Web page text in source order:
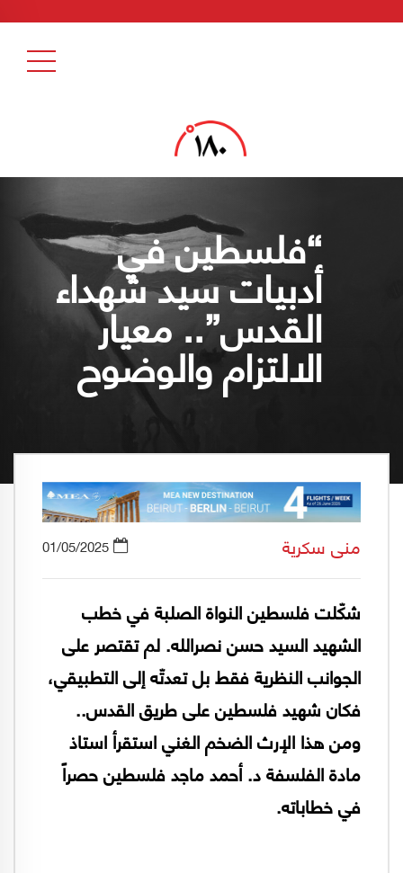
“فلسطين في
أدبيات سيد شهداء
القدس”.. معيار
الالتزام والوضوح
منى سكرية 01/05/2025
شكّلت فلسطين النواة الصلبة في خطب
الشهيد السيد حسن نصرالله. لم تقتصر على
الجوانب النظرية فقط بل تعدتّه إلى التطبيقي،
فكان شهيد فلسطين على طريق القدس..
ومن هذا الإرث الضخم الغني استقرأ استاذ
مادة الفلسفة د. أحمد ماجد فلسطين حصراً
في خطاباته.